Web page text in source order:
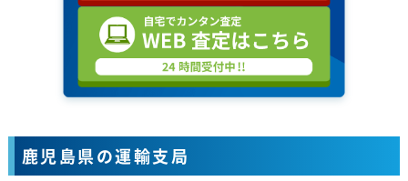
鹿児島県の運輸支局